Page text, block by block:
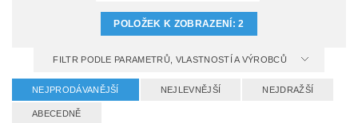
POLOŽEK K ZOBRAZENÍ:2
FILTR PODLE PARAMETRŮ, VLASTNOSTÍ A VÝROBCŮ
NEJPRODÁVANĚJŠÍ NEJLEVNĚJŠÍ NEJDRAŽŠÍ
ABECEDNĚ